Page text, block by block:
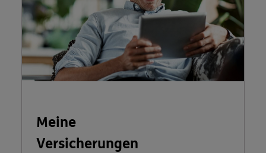
Meine
Versicherungen